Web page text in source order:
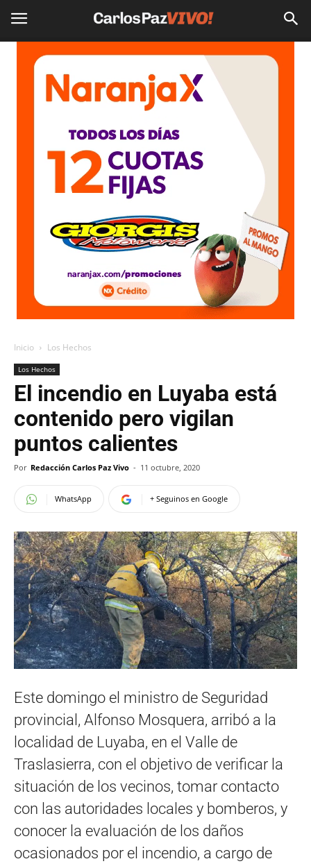
Inicio Los Hechos
Los Hechos
El incendio en Luyaba está
contenido pero vigilan
puntos calientes
Por Redacción Carlos Paz Vivo - 11 octubre, 2020
WhatsApp + Seguinos en Google
Este domingo el ministro de Seguridad
provincial, Alfonso Mosquera, arribó a la
localidad de Luyaba, en el Valle de
Traslasierra, con el objetivo de verificar la
situación de los vecinos, tomar contacto
con las autoridades locales y bomberos, y
conocer la evaluación de los daños
ocasionados por el incendio, a cargo de